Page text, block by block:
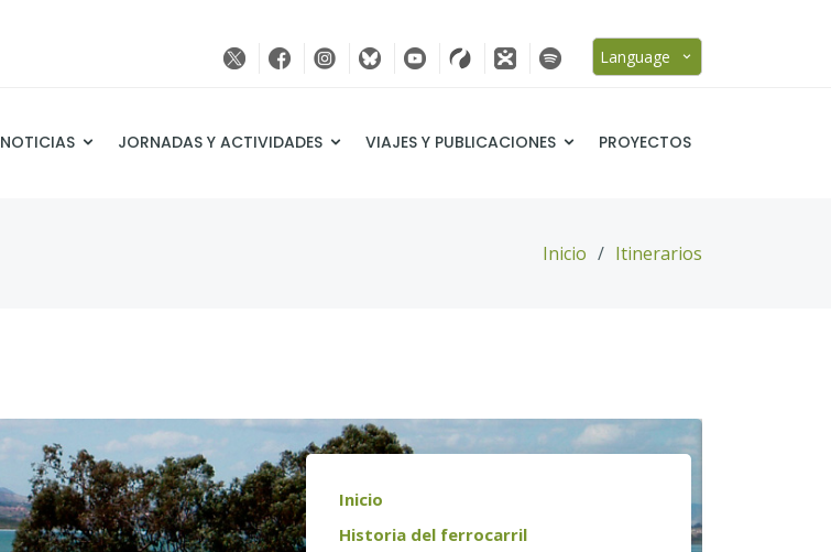
Language
NOTICIAS JORNADAS Y ACTIVIDADES VIAJES Y PUBLICACIONES PROYECTOS
Inicio Itinerarios
Inicio
Historia del ferrocarril